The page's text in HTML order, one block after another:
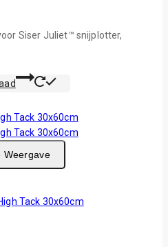
Siser Juliet™ snijplotter,
Weergave
Tack 30x60cm